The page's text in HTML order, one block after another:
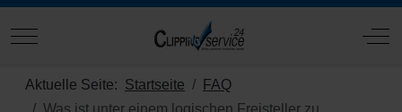
Mobile Menu Toggle Off-
Aktuelle Seite: Startseite
FAQ
Was ist unter einem logischen Freisteller zu